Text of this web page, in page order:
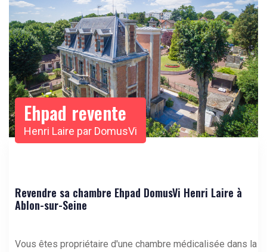
Ehpad revente
Henri Laire par DomusVi
Revendre sa chambre Ehpad DomusVi Henri Laire à
Ablon-sur-Seine
Vous êtes propriétaire d'une chambre médicalisée dans la